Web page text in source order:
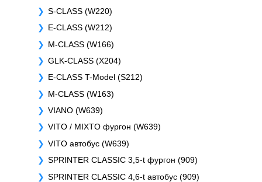
S-CLASS (W220)
E-CLASS (W212)
M-CLASS (W166)
GLK-CLASS (X204)
E-CLASS T-Model (S212)
M-CLASS (W163)
VIANO (W639)
VITO / MIXTO фургон (W639)
VITO автобус (W639)
SPRINTER CLASSIC 3,5-t фургон (909)
SPRINTER CLASSIC 4,6-t автобус (909)